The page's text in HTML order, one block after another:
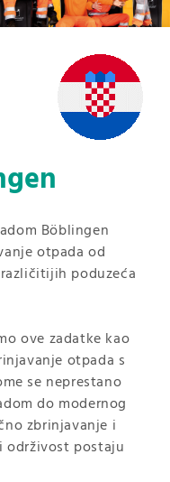
Böblingen
otpada od
poduzeća
ove zadatke kao
otpada s
se neprestano
do modernog
zbrinjavanje i
održivost postaju